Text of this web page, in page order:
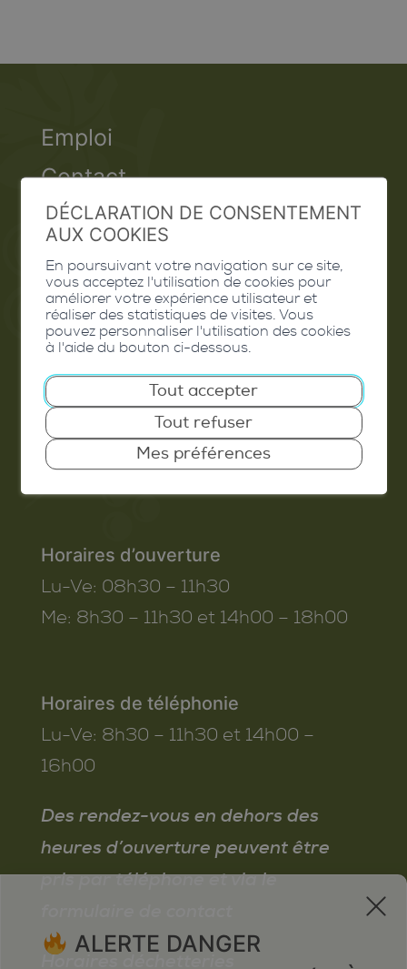
Emploi
Contact
Extranet
Valais Excellence
Commune de Conthey
Route de Savoie 54
1975 St-Séverin
T. 027 345 45 45
info@conthey.ch
Horaires d’ouverture
Lu-Ve: 08h30 – 11h30
Me: 8h30 – 11h30 et 14h00 – 18h00
Horaires de téléphonie
Lu-Ve: 8h30 – 11h30 et 14h00 –
16h00
Des rendez-vous en dehors des
heures d’ouverture peuvent être
pris par téléphone et via le
Horaires déchetteries
x
ALERTE DANGER
DÉCLARATION DE CONSENTEMENT
AUX COOKIES
En poursuivant votre navigation sur ce site,
vous acceptez l'utilisation de cookies pour
améliorer votre expérience utilisateur et
réaliser des statistiques de visites. Vous
pouvez personnaliser l'utilisation des cookies
à l'aide du bouton ci-dessous.
Tout accepter
Tout refuser
Mes préférences